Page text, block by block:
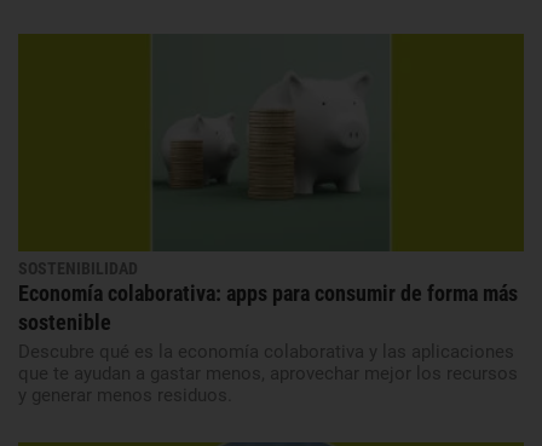
SOSTENIBILIDAD
Economía colaborativa: apps para consumir de forma más
sostenible
Descubre qué es la economía colaborativa y las aplicaciones
que te ayudan a gastar menos, aprovechar mejor los recursos
y generar menos residuos.